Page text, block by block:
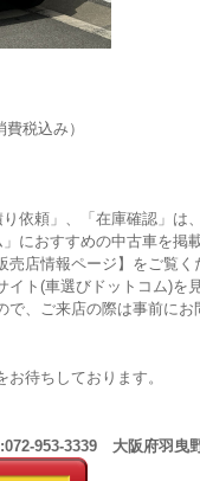
費税込み）
依頼」、「在庫確認」は
におすすめの中古車を掲
店情報ページ】をご覧く
ト(車選びドットコム)を
、ご来店の際は事前に
待ちしております。
953-3339 大阪府羽曳